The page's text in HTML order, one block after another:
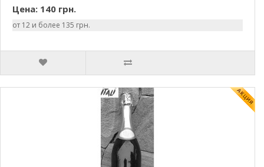
Цена: 140 грн.
от 12 и более 135 грн.